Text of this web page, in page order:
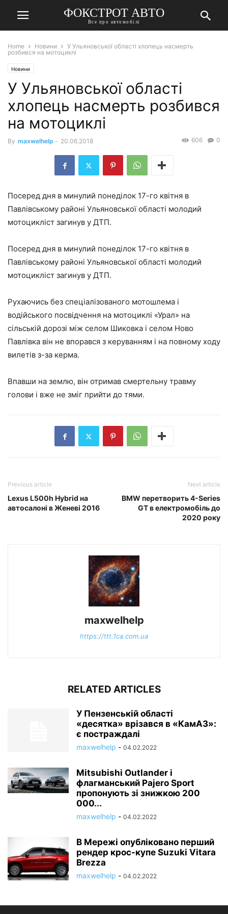
ФОКСТРОТ АВТО
Все про автомобілі
Home Новини
У Ульяновської області хлопець насмерть
розбився на мотоциклі
Новини
У Ульяновської області
хлопець насмерть розбився
на мотоциклі
By maxwelhelp - 20.06.2018 0
606
Посеред дня в минулий понеділок 17-го квітня в
Павлівському районі Ульяновської області молодий
мотоцикліст загинув у ДТП.
Посеред дня в минулий понеділок 17-го квітня в
Павлівському районі Ульяновської області молодий
мотоцикліст загинув у ДТП.
Рухаючись без спеціалізованого мотошлема і
водійського посвідчення на мотоциклі «Урал» на
сільській дорозі між селом Шиковка і селом Ново
Павлівка він не впорався з керуванням і на повному ходу
вилетів з-за керма.
Впавши на землю, він отримав смертельну травму
голови і вже не зміг прийти до тями.
Previous article
Lexus L500h Hybrid на
автосалоні в Женеві 2016
Next article
BMW перетворить 4-Series
GT в електромобіль до
2020 року
maxwelhelp
https://ttt.1ca.com.ua
RELATED ARTICLES
У Пензенській області
«десятка» врізався в «КамАЗ»:
є постраждалі
maxwelhelp - 04.02.2022
Mitsubishi Outlander і
флагманський Pajero Sport
пропонують зі знижкою 200
000...
maxwelhelp - 04.02.2022
В Мережі опубліковано перший
рендер крос-купе Suzuki Vitara
Brezza
maxwelhelp - 04.02.2022